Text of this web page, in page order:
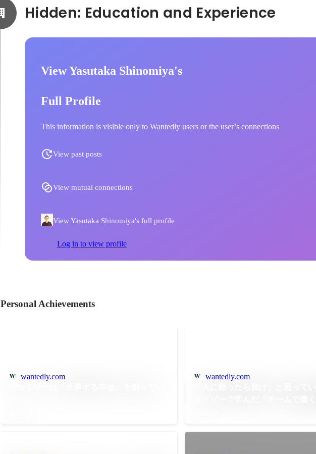
View Yasutaka Shinomiya's
Full Profile
This information is visible only to Wantedly users or the user’s connections
View past posts
View mutual connections
View Yasutaka Shinomiya's full profile
Log in to view profile
Personal Achievements
wantedly.com wantedly.com